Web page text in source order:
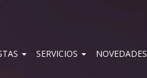
SERVICIOS NOVEDADES